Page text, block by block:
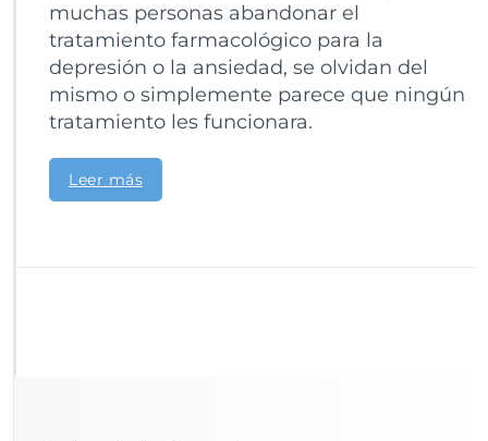
muchas personas abandonar el
tratamiento farmacológico para la
depresión o la ansiedad, se olvidan del
mismo o simplemente parece que ningún
tratamiento les funcionara.
Leer más